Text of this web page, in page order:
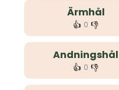
Ärmhål
👍 0 👎
Andningshål
👍 0 👎